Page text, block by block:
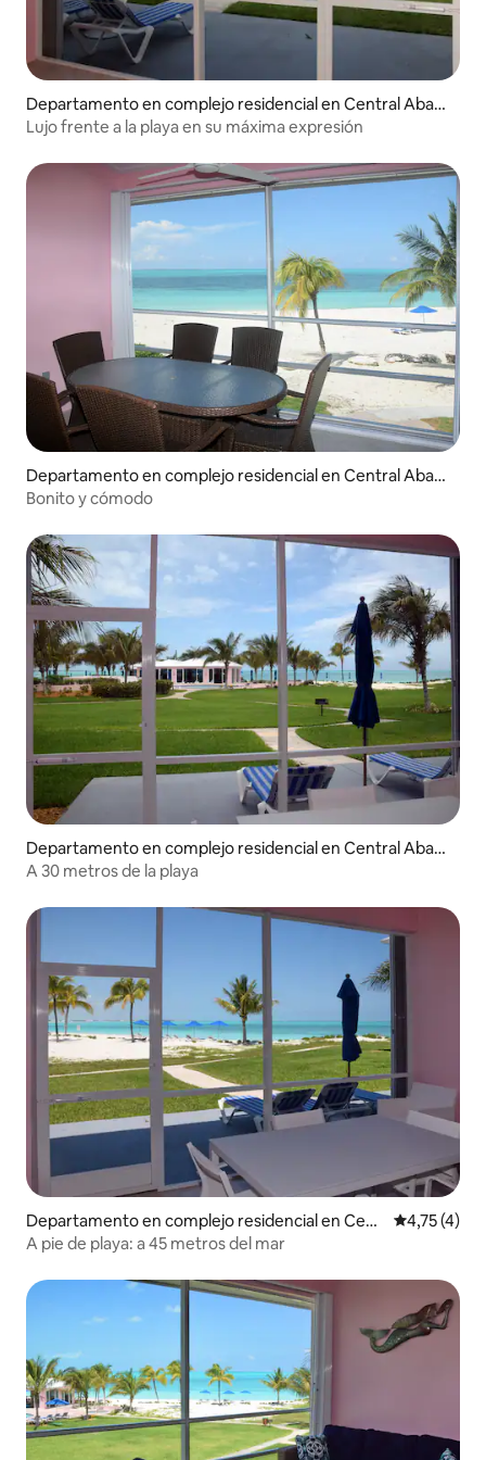
Departamento en complejo residencial en Central Abac
oLujo frente a la playa en su máxima expresión
Departamento en complejo residencial en Central Abac
o
Bonito y cómodo
Departamento en complejo residencial en Central Abac
o
A 30 metros de la playa
Departamento en complejo residencial en Cent
ral Abaco
Calificación
4,75 (4)
A pie de playa: a 45 metros del mar